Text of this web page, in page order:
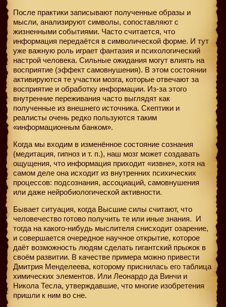
После практики записывают полученные образы и
мысли, анализируют символы, сопоставляют с
жизненными событиями. Часто считается, что
информация передаётся в символической форме. И тут
уже важную роль играет фантазия и психологический
настрой человека. Сильные ожидания могут влиять на
восприятие (эффект самовнушения). В этом состоянии
активируются те участки мозга, которые отвечают за
восприятие и обработку информации. Из-за этого
внутренние переживания часто выглядят как
полученные из внешнего источника. Скептики и
реалисты очень редко пользуются таким
«информационным банком».
Когда мы входим в изменённое состояние сознания
(медитация, гипноз и т. п.), наш мозг может создавать
ощущения, что информация приходит «извне», хотя на
самом деле она исходит из внутренних психических
процессов: подсознания, ассоциаций, самовнушения
или даже нейробиологической активности.
Бывает ситуация, когда Высшие силы считают, что
человечество готово получить те или иные знания. И
тогда на какого-нибудь мыслителя снисходит озарение,
и совершается очередное научное открытие, которое
даёт возможность людям сделать гигантский прыжок в
своём развитии. В качестве примера можно привести
Дмитрия Менделеева, которому приснилась его таблица
химических элементов. Или Леонардо да Винчи и
Никола Тесла, утверждавшие, что многие изобретения
пришли к ним во сне.